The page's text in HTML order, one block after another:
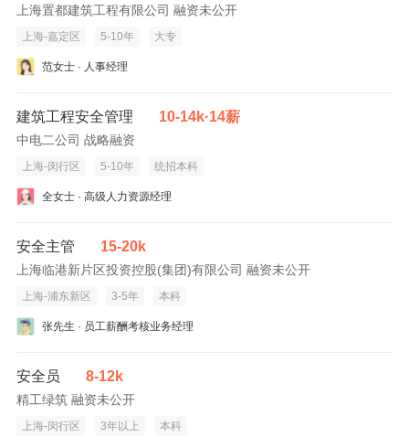
上海置都建筑工程有限公司 融资未公开
上海-嘉定区 5-10年 大专
范女士 · 人事经理
建筑工程安全管理 10-14k·14薪
中电二公司 战略融资
上海-闵行区 5-10年 统招本科
全女士 · 高级人力资源经理
安全主管 15-20k
上海临港新片区投资控股(集团)有限公司 融资未公开
上海-浦东新区 3-5年 本科
张先生 · 员工薪酬考核业务经理
安全员 8-12k
精工绿筑 融资未公开
上海-闵行区 3年以上 本科